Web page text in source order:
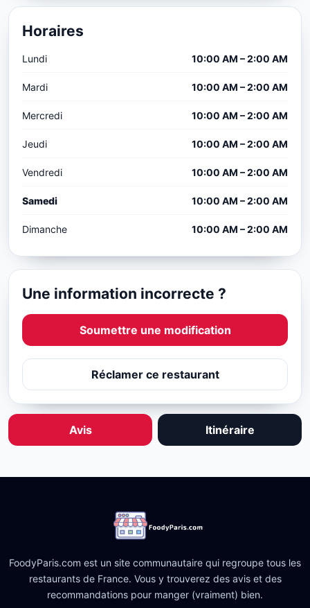
Horaires
Lundi 10:00 AM – 2:00 AM
Mardi 10:00 AM – 2:00 AM
Mercredi 10:00 AM – 2:00 AM
Jeudi 10:00 AM – 2:00 AM
Vendredi 10:00 AM – 2:00 AM
Samedi 10:00 AM – 2:00 AM
Dimanche 10:00 AM – 2:00 AM
Une information incorrecte ?
Soumettre une modification
Réclamer ce restaurant
Avis Itinéraire
FoodyParis.com est un site communautaire qui regroupe tous les
restaurants de France. Vous y trouverez des avis et des
recommandations pour manger (vraiment) bien.